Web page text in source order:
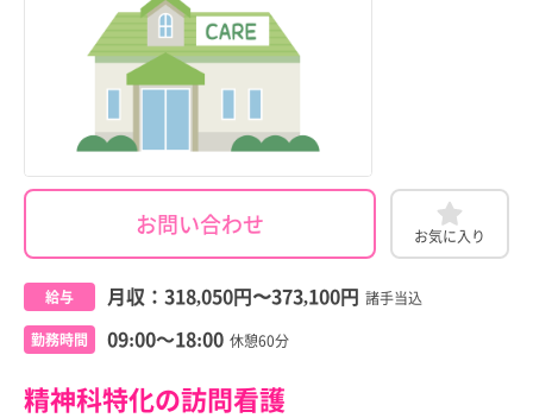
お問い合わせ お気に入り
給与 月収： 318,050円〜373,100円 諸手当込
勤務時間 09:00～18:00 休憩60分
精神科特化の訪問看護